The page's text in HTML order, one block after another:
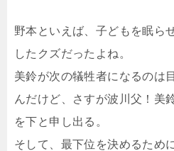
野本といえば、子どもを眠ら
したクズだったよね。
美鈴が次の犠牲者になるのは
んだけど、さすが波川父！美
を下と申し出る。
そして、最下位を決めるため